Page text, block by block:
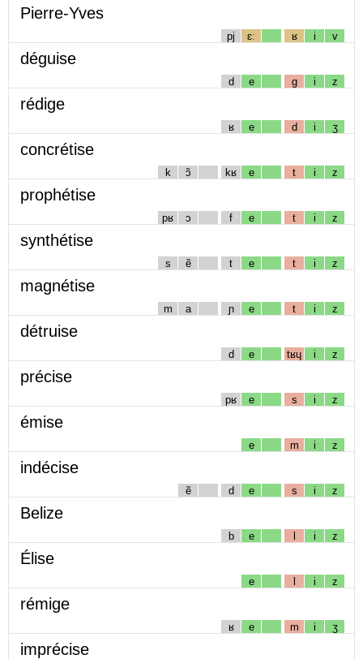
Pierre-Yves
pj ɛː ʁ i v
déguise
d e g i z
rédige
ʁ e d i ʒ
concrétise
k ɔ̃ kʁ e t i z
prophétise
pʁ ɔ f e t i z
synthétise
s ẽ t e t i z
magnétise
m a ɲ e t i z
détruise
d e tʁɥ i z
précise
pʁ e s i z
émise
e m i z
indécise
ẽ d e s i z
Belize
b e l i z
Élise
e l i z
rémige
ʁ e m i ʒ
imprécise